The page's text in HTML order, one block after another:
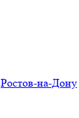
Ростов-на-Дону